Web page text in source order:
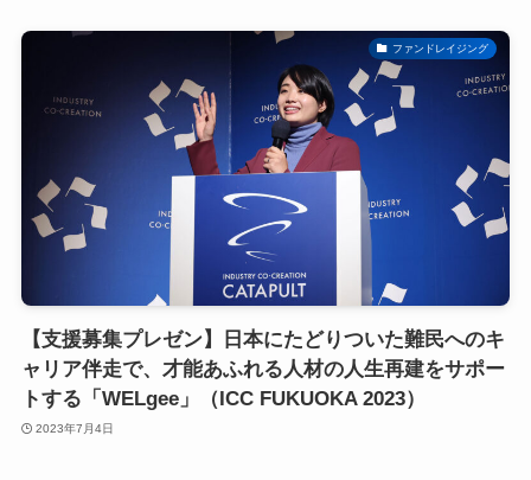
ファンドレイジング
【支援募集プレゼン】日本にたどりついた難民へのキ
ャリア伴走で、才能あふれる人材の人生再建をサポー
トする「WELgee」（ICC FUKUOKA 2023）
2023年7月4日